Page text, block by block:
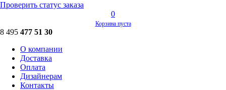
Проверить статус заказа
0
Корзина пуста
8 495 477 51 30
О компании
Доставка
Оплата
Дизайнерам
Контакты